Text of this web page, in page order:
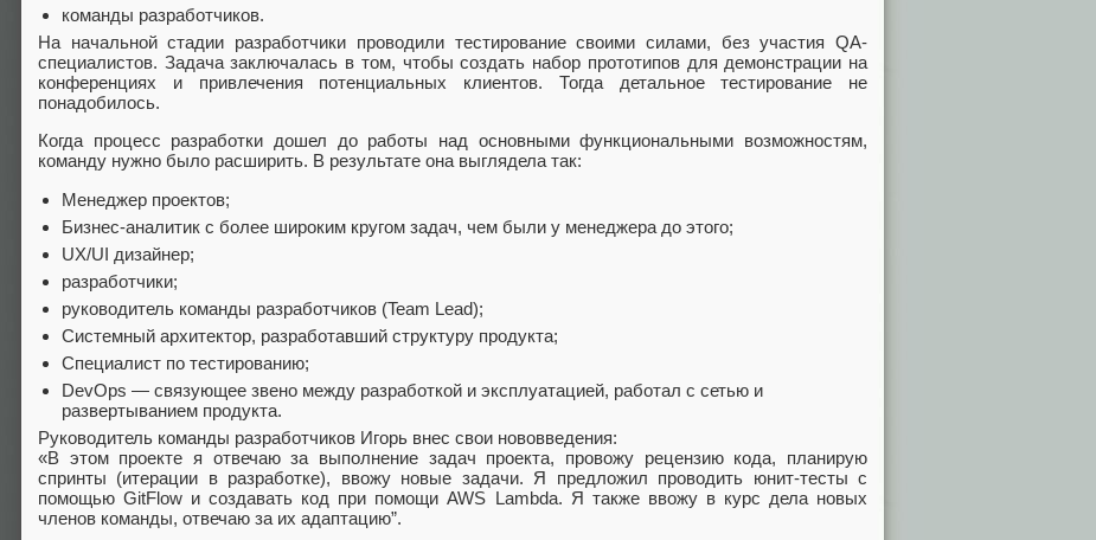
команды разработчиков.
На начальной стадии разработчики проводили тестирование своими силами, без участия QA-
специалистов. Задача заключалась в том, чтобы создать набор прототипов для демонстрации на
конференциях и привлечения потенциальных клиентов. Тогда детальное тестирование не
понадобилось.
Когда процесс разработки дошел до работы над основными функциональными возможностям,
команду нужно было расширить. В результате она выглядела так:
Менеджер проектов;
Бизнес-аналитик с более широким кругом задач, чем были у менеджера до этого;
UX/UI дизайнер;
разработчики;
руководитель команды разработчиков (Team Lead);
Системный архитектор, разработавший структуру продукта;
Специалист по тестированию;
DevOps — связующее звено между разработкой и эксплуатацией, работал с сетью и
развертыванием продукта.
Руководитель команды разработчиков Игорь внес свои нововведения:
«В этом проекте я отвечаю за выполнение задач проекта, провожу рецензию кода, планирую
спринты (итерации в разработке), ввожу новые задачи. Я предложил проводить юнит-тесты с
помощью GitFlow и создавать код при помощи AWS Lambda. Я также ввожу в курс дела новых
членов команды, отвечаю за их адаптацию”.